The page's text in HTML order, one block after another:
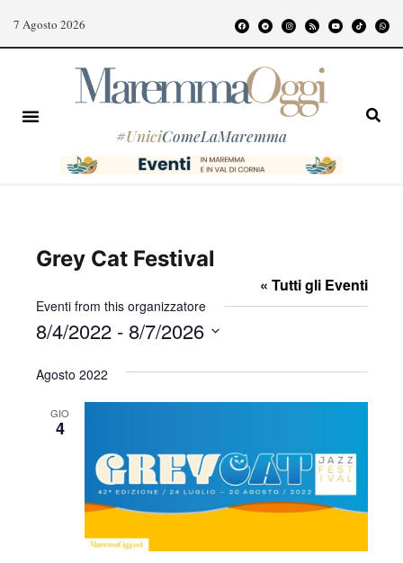
7 Agosto 2026
#UniciComeLaMaremma
Grey Cat Festival
« Tutti gli Eventi
Eventi from this organizzatore
8/4/2022 - 8/7/2026
e
Agosto 2022
GIO
4